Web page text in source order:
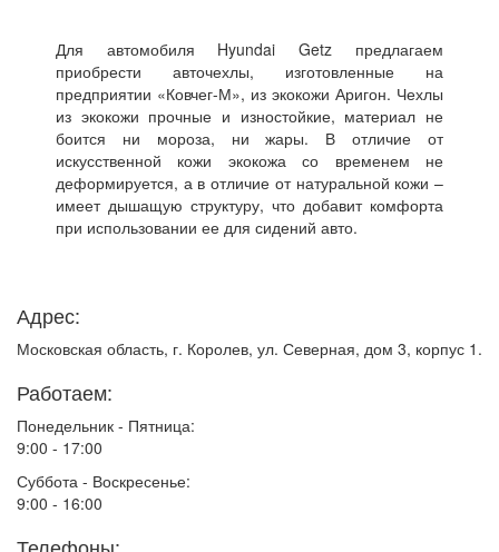
Для автомобиля Hyundai Getz предлагаем
приобрести авточехлы, изготовленные на
предприятии «Ковчег-М», из экокожи Аригон. Чехлы
из экокожи прочные и изностойкие, материал не
боится ни мороза, ни жары. В отличие от
искусственной кожи экокожа со временем не
деформируется, а в отличие от натуральной кожи –
имеет дышащую структуру, что добавит комфорта
при использовании ее для сидений авто.
Адрес:
Московская область, г. Королев, ул. Северная, дом 3, корпус 1.
Работаем:
Понедельник - Пятница:
9:00 - 17:00
Суббота - Воскресенье:
9:00 - 16:00